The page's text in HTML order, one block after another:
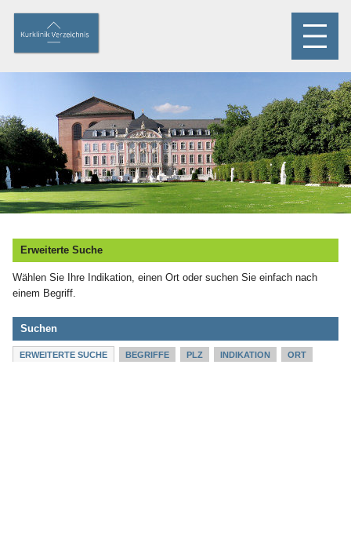
Erweiterte Suche
Wählen Sie Ihre Indikation, einen Ort oder suchen Sie einfach nach
einem Begriff.
Suchen
ERWEITERTE SUCHE BEGRIFFE PLZ INDIKATION ORT